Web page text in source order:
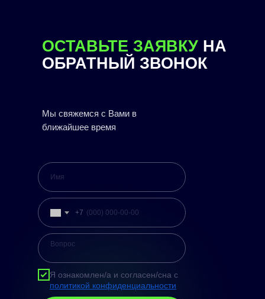
ОСТАВЬТЕ ЗАЯВКУ НА
ОБРАТНЫЙ ЗВОНОК
Мы свяжемся с Вами в
ближайшее время
+7
Я ознакомлен/а и согласен/сна с
политикой конфиденциальности